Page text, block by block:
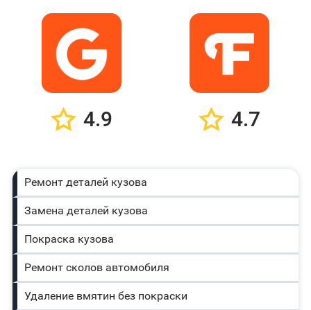
4.9 4.7
Ремонт деталей кузова
Замена деталей кузова
Покраска кузова
Ремонт сколов автомобиля
Удаление вмятин без покраски